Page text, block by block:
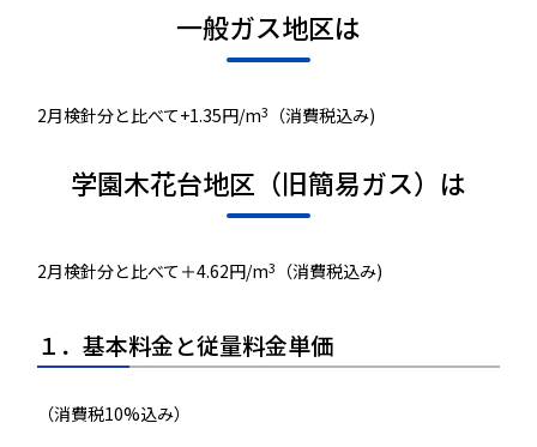
一般ガス地区は
2月検針分と比べて+1.35円/m3 （消費税込み)
学園木花台地区（旧簡易ガス）は
2月検針分と比べて＋4.62円/m3 （消費税込み)
１．基本料金と従量料金単価
（消費税10%込み）